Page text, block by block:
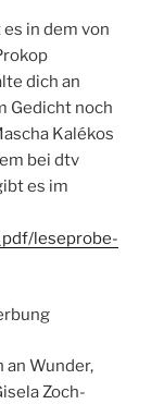
in dem von
dich an
Gedicht noch
Kalékos
bei dtv
es im
leseprobe-
an Wunder,
Zoch-